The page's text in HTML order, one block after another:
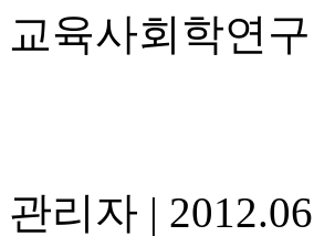
교육사회학연
관리자 |